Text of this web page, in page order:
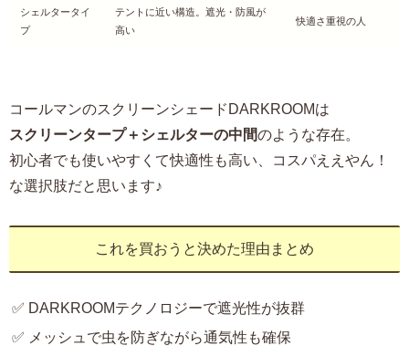
シェルタータイ
プ
テントに近い構造。遮光・防風が
高い
快適さ重視の人
コールマンのスクリーンシェードDARKROOMは
スクリーンタープ＋シェルターの中間のような存在。
初心者でも使いやすくて快適性も高い、コスパええやん！
な選択肢だと思います♪
これを買おうと決めた理由まとめ
✅ DARKROOMテクノロジーで遮光性が抜群
✅ メッシュで虫を防ぎながら通気性も確保